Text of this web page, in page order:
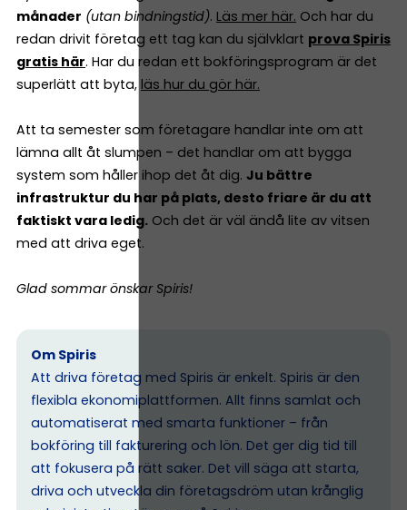
månader (utan bindningstid). Läs mer här. Och har du
redan drivit företag ett tag kan du självklart prova Spiris
gratis här. Har du redan ett bokföringsprogram är det
superlätt att byta, läs hur du gör här.
Att ta semester som företagare handlar inte om att
lämna allt åt slumpen – det handlar om att bygga
system som håller ihop det åt dig. Ju bättre
infrastruktur du har på plats, desto friare är du att
faktiskt vara ledig. Och det är väl ändå lite av vitsen
med att driva eget.
Glad sommar önskar Spiris!
Om Spiris
Att driva företag med Spiris är enkelt. Spiris är den
flexibla ekonomiplattformen. Allt finns samlat och
automatiserat med smarta funktioner – från
bokföring till fakturering och lön. Det ger dig tid till
att fokusera på rätt saker. Det vill säga att starta,
driva och utveckla din företagsdröm utan krånglig